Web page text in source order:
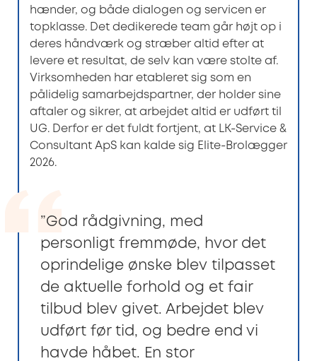
hænder, og både dialogen og servicen er
topklasse. Det dedikerede team går højt op i
deres håndværk og stræber altid efter at
levere et resultat, de selv kan være stolte af.
Virksomheden har etableret sig som en
pålidelig samarbejdspartner, der holder sine
aftaler og sikrer, at arbejdet altid er udført til
UG. Derfor er det fuldt fortjent, at LK-Service &
Consultant ApS kan kalde sig Elite-Brolægger
2026.
”God rådgivning, med
personligt fremmøde, hvor det
oprindelige ønske blev tilpasset
de aktuelle forhold og et fair
tilbud blev givet. Arbejdet blev
udført før tid, og bedre end vi
havde håbet. En stor